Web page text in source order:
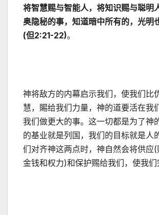
将智慧赐与智能人，将知识赐与聪明
奥隐秘的事，知道暗中所有的，光明
(但2:21-22)。
神将敌方的内幕启示我们，使我们比
慧，賜给我们力量，神的道要活在我
我们做更大的事。这一切都是为了神
的基业就是列国，我们的目标就是人
们对齐神这两点时，神自然会将供应
金钱和权力)和保护赐给我们，使我们